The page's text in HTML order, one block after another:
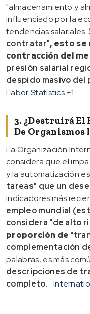
"almacenamiento y
influenciado por la
tendencias
contratar", esto
contracción del
presión salarial
despido masivo
Labor Statistics +1
3. ¿Destruirá El
De
La Organización
considera que el
y la automatización
tareas" que un
indicadores más
empleo mundial
considera "de alto
proporción de
complementación
palabras, es más
descripciones de
completo.